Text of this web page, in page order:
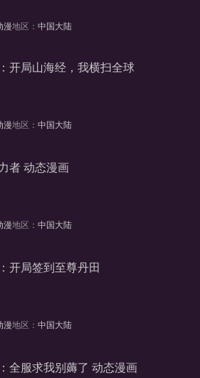
漫地区： 中国大陆
开局山海经，我横扫全球
漫地区： 中国大陆
者 动态漫画
漫地区： 中国大陆
开局签到至尊丹田
漫地区： 中国大陆
全服求我别薅了 动态漫画